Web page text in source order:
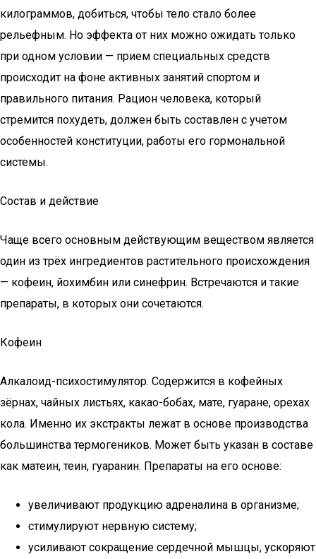
килограммов, добиться, чтобы тело стало более
рельефным. Но эффекта от них можно ожидать только
при одном условии — прием специальных средств
происходит на фоне активных занятий спортом и
правильного питания. Рацион человека, который
стремится похудеть, должен быть составлен с учетом
особенностей конституции, работы его гормональной
системы.
Состав и действие
Чаще всего основным действующим веществом является
один из трёх ингредиентов растительного происхождения
— кофеин, йохимбин или синефрин. Встречаются и такие
препараты, в которых они сочетаются.
Кофеин
Алкалоид-психостимулятор. Содержится в кофейных
зёрнах, чайных листьях, какао-бобах, мате, гуаране, орехах
кола. Именно их экстракты лежат в основе производства
большинства термогеников. Может быть указан в составе
как матеин, теин, гуаранин. Препараты на его основе:
увеличивают продукцию адреналина в организме;
стимулируют нервную систему;
усиливают сокращение сердечной мышцы, ускоряют